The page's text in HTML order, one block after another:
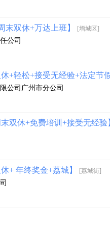
末双休+万达上班】 [增城区]
公司
+轻松+接受无经验+法定节
公司广州市分公司
双休+免费培训+接受无经验
+ 年终奖金+荔城】 [荔城街]